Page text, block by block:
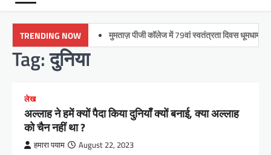
TRENDING NOW मुमताज़ पीजी कॉलेज में 79वां स्वतंत्रता दिवस धूमधाम से मनाया
Tag:दुनिया
लेख
अल्लाह ने हमें क्यों पैदा किया दुनियाँ क्यों बनाई, क्या अल्लाह
को चैन नहीं था ?
हमारा पयाम August 22, 2023